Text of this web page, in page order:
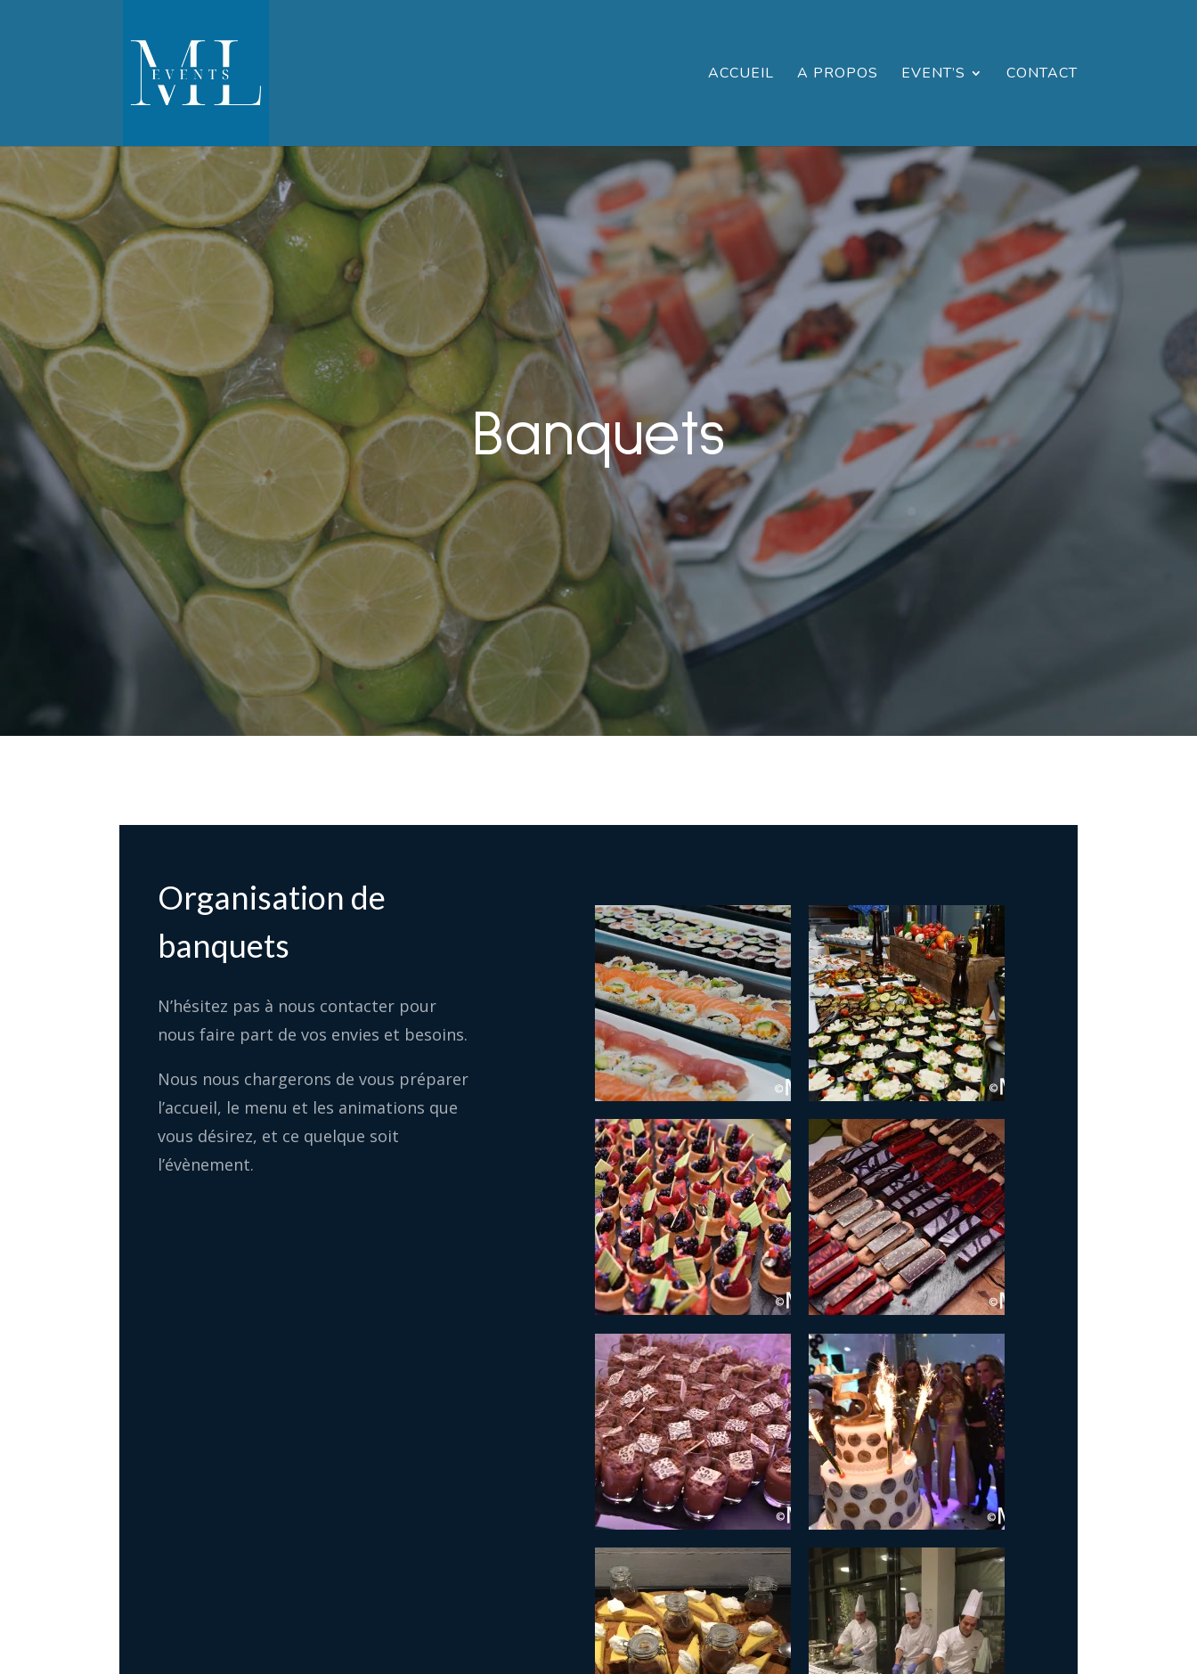
ACCUEIL A PROPOS EVENT’S CONTACT
Banquets
Organisation de
banquets
N’hésitez pas à nous contacter pour
nous faire part de vos envies et besoins.
Nous nous chargerons de vous préparer
l’accueil, le menu et les animations que
vous désirez, et ce quelque soit
l’évènement.